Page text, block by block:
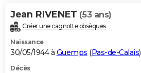
Jean RIVENET (53 ans)
Créer une cagnotte obsèques
Naissance
30/05/1944 à Guemps (Pas-de-Calais)
Décès